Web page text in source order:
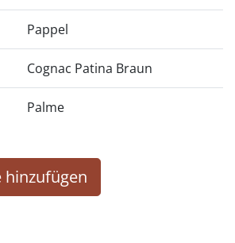
Pappel
Cognac Patina Braun
Palme